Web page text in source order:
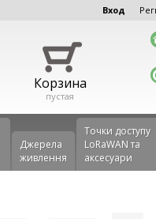
Вход
Корзина
пустая
Джерела
живлення
Точки доступу
LoRaWAN та
аксесуари